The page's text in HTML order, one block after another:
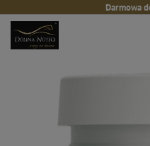
Darmowa